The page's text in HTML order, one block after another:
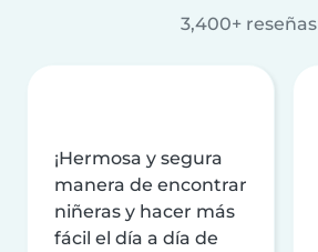
3,400+ reseñas
¡Hermosa y segura
manera de encontrar
niñeras y hacer más
fácil el día a día de